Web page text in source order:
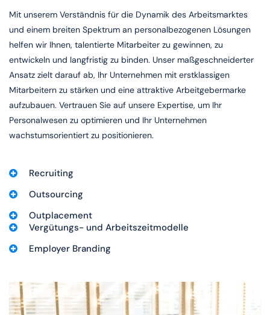
Mit unserem Verständnis für die Dynamik des Arbeitsmarktes
und einem breiten Spektrum an personalbezogenen Lösungen
helfen wir Ihnen, talentierte Mitarbeiter zu gewinnen, zu
entwickeln und langfristig zu binden. Unser maßgeschneiderter
Ansatz zielt darauf ab, Ihr Unternehmen mit erstklassigen
Mitarbeitern zu stärken und eine attraktive Arbeitgebermarke
aufzubauen. Vertrauen Sie auf unsere Expertise, um Ihr
Personalwesen zu optimieren und Ihr Unternehmen
wachstumsorientiert zu positionieren.
Recruiting
Outsourcing
Outplacement
Vergütungs- und Arbeitszeitmodelle
Employer Branding